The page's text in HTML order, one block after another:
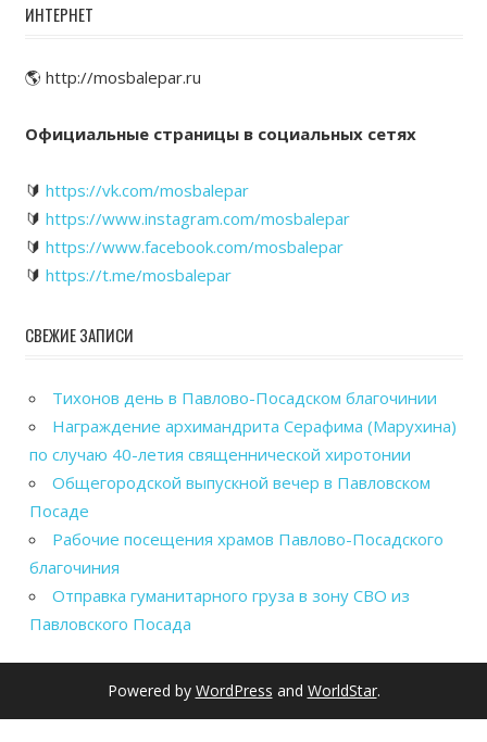
ИНТЕРНЕТ
🌎 http://mosbalepar.ru
Официальные страницы в социальных сетях
🔰 https://vk.com/mosbalepar
🔰 https://www.instagram.com/mosbalepar
🔰 https://www.facebook.com/mosbalepar
🔰 https://t.me/mosbalepar
СВЕЖИЕ ЗАПИСИ
Тихонов день в Павлово-Посадском благочинии
Награждение архимандрита Серафима (Марухина)
по случаю 40-летия священнической хиротонии
Общегородской выпускной вечер в Павловском
Посаде
Рабочие посещения храмов Павлово-Посадского
благочиния
Отправка гуманитарного груза в зону СВО из
Павловского Посада
Powered by WordPress and WorldStar.